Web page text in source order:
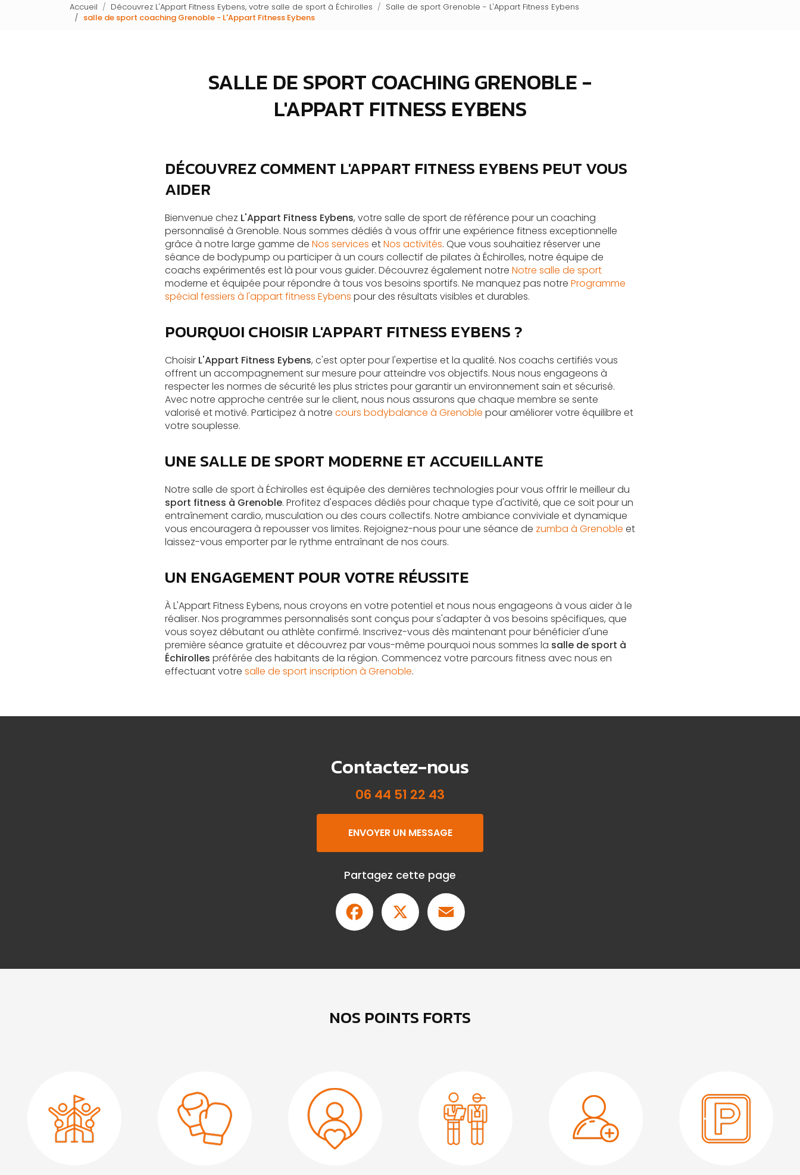
Accueil Découvrez L'Appart Fitness Eybens, votre salle de sport à Échirolles
Salle de sport Grenoble - L'Appart Fitness Eybens
salle de sport coaching Grenoble - L'Appart Fitness Eybens
SALLE DE SPORT COACHING GRENOBLE -
L'APPART FITNESS EYBENS
DÉCOUVREZ COMMENT L'APPART FITNESS EYBENS PEUT VOUS
AIDER
Bienvenue chez L'Appart Fitness Eybens, votre salle de sport de référence pour un coaching
personnalisé à Grenoble. Nous sommes dédiés à vous offrir une expérience fitness exceptionnelle
grâce à notre large gamme de Nos services etNos activités. Que vous souhaitiez réserver une
séance de bodypump ou participer à un cours collectif de pilates à Échirolles, notre équipe de
coachs expérimentés est là pour vous guider. Découvrez également notre Notre salle de sport
moderne et équipée pour répondre à tous vos besoins sportifs. Ne manquez pas notre Programme
spécial fessiers à l'appart fitness Eybens pour des résultats visibles et durables.
POURQUOI CHOISIR L'APPART FITNESS EYBENS ?
Choisir L'Appart Fitness Eybens, c'est opter pour l'expertise et la qualité. Nos coachs certifiés vous
offrent un accompagnement sur mesure pour atteindre vos objectifs. Nous nous engageons à
respecter les normes de sécurité les plus strictes pour garantir un environnement sain et sécurisé.
Avec notre approche centrée sur le client, nous nous assurons que chaque membre se sente
valorisé et motivé. Participez à notre cours bodybalance à Grenoble pour améliorer votre équilibre et
votre souplesse.
UNE SALLE DE SPORT MODERNE ET ACCUEILLANTE
Notre salle de sport à Échirolles est équipée des dernières technologies pour vous offrir le meilleur du
sport fitness à Grenoble. Profitez d'espaces dédiés pour chaque type d'activité, que ce soit pour un
entraînement cardio, musculation ou des cours collectifs. Notre ambiance conviviale et dynamique
vous encouragera à repousser vos limites. Rejoignez-nous pour une séance de zumba à Grenoble et
laissez-vous emporter par le rythme entraînant de nos cours.
UN ENGAGEMENT POUR VOTRE RÉUSSITE
À L'Appart Fitness Eybens, nous croyons en votre potentiel et nous nous engageons à vous aider à le
réaliser. Nos programmes personnalisés sont conçus pour s'adapter à vos besoins spécifiques, que
vous soyez débutant ou athlète confirmé. Inscrivez-vous dès maintenant pour bénéficier d'une
première séance gratuite et découvrez par vous-même pourquoi nous sommes la salle de sport à
Échirolles préférée des habitants de la région. Commencez votre parcours fitness avec nous en
effectuant votre salle de sport inscription à Grenoble.
Contactez-nous
06 44 51 22 43
ENVOYER UN MESSAGE
Partagez cette page
Facebook
NOS POINTS FORTS